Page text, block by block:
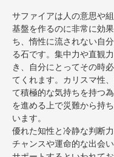
サファイアは人の意思や
基盤を作るのに非常に効
ち、惰性に流されない自
る石です。集中力や直観
き、自分にとってその時
てくれます。カリスマ性
て積極的な気持ちを持つ
を進める上で災難から持
います。
優れた知性と冷静な判断
チャンスや運命的な出会